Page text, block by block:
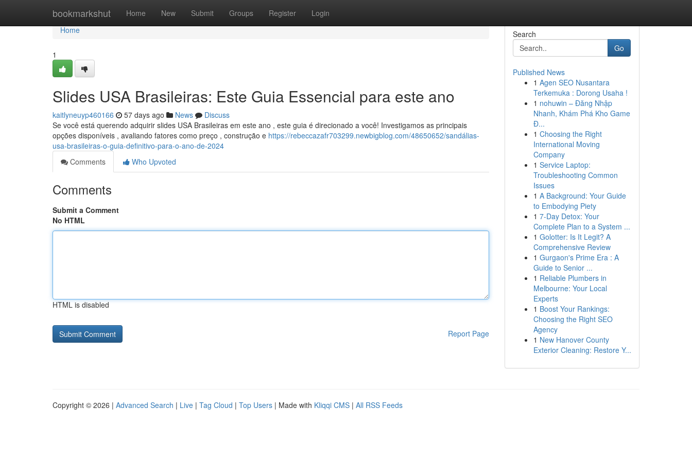
bookmarkshut Home New Submit Groups Register Login
Home
Home
1
Slides USA Brasileiras: Este Guia Essencial para este ano
kaitlyneuyp460166 57 days ago News
Discuss
Se você está querendo adquirir slides USA Brasileiras em este ano , este guia é direcionado a você! Investigamos as principais
opções disponíveis , avaliando fatores como preço , construção e https://rebeccazafr703299.newbigblog.com/48650652/sandálias-
usa-brasileiras-o-guia-definitivo-para-o-ano-de-2024
Comments
Who Upvoted
Comments
Submit a Comment
No HTML
HTML is disabled
Report Page
Search
Go
Published News
1 Agen SEO Nusantara
Terkemuka : Dorong Usaha !
1 nohuwin – Đăng Nhập
Nhanh, Khám Phá Kho Game
Đ...
1 Choosing the Right
International Moving
Company
1 Service Laptop:
Troubleshooting Common
Issues
1 A Background: Your Guide
to Embodying Piety
1 7-Day Detox: Your
Complete Plan to a System ...
1 Golotter: Is It Legit? A
Comprehensive Review
1 Gurgaon's Prime Era : A
Guide to Senior ...
1 Reliable Plumbers in
Melbourne: Your Local
Experts
1 Boost Your Rankings:
Choosing the Right SEO
Agency
1 New Hanover County
Exterior Cleaning: Restore Y...
Copyright © 2026 | Advanced Search | Live | Tag Cloud | Top Users | Made with Kliqqi CMS | All RSS Feeds